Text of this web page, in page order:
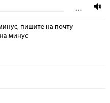
…
пишите на почту
минус